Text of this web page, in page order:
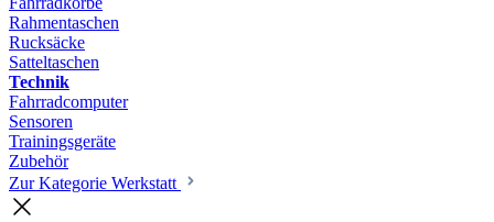
Rahmentaschen
Rucksäcke
Satteltaschen
Technik
Fahrradcomputer
Sensoren
Trainingsgeräte
Zubehör
Zur Kategorie Werkstatt